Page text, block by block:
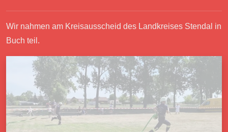
Wir nahmen am Kreisausscheid des Landkreises Stendal in
Buch teil.